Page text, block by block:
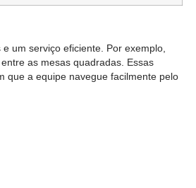
um serviço eficiente. Por exemplo,
as mesas quadradas. Essas
que a equipe navegue facilmente pelo